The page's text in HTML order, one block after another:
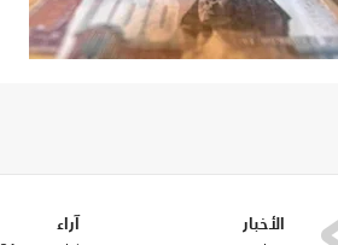
الأخبار آراء